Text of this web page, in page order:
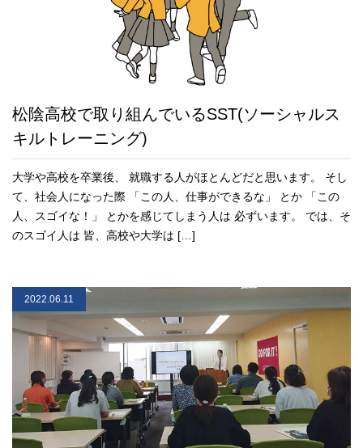
松陰高校で取り組んでいるSST(ソーシャルス
キルトレーニング)
大学や高校を卒業後、 就職する人がほとんどだと思います。 そし
て、社会人になった際 「この人、仕事ができるな」 とか 「この
人、スゴイな！」 とかを感じてしまう人は 必ずいます。 では、そ
のスゴイ人は 皆、高校や大学は […]
2022.06.11